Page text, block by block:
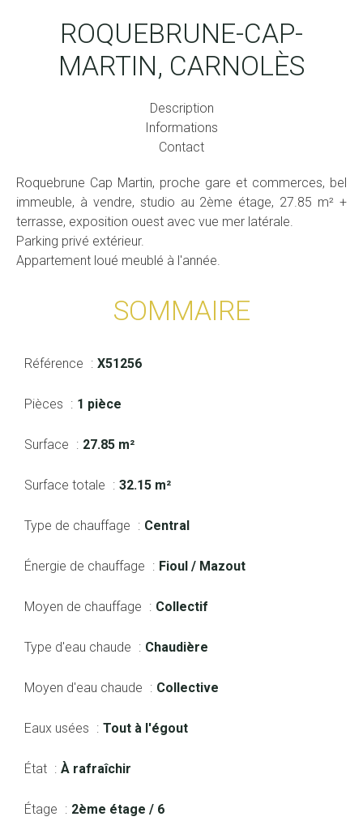
ROQUEBRUNE-CAP-
MARTIN, CARNOLÈS
Description
Informations
Contact
Roquebrune Cap Martin, proche gare et commerces, bel
immeuble, à vendre, studio au 2ème étage, 27.85 m² +
terrasse, exposition ouest avec vue mer latérale.
Parking privé extérieur.
Appartement loué meublé à l'année.
SOMMAIRE
Référence X51256
Pièces 1 pièce
Surface 27.85 m²
Surface totale 32.15 m²
Type de chauffage Central
Énergie de chauffage Fioul / Mazout
Moyen de chauffage Collectif
Type d'eau chaude Chaudière
Moyen d'eau chaude Collective
Eaux usées Tout à l'égout
État À rafraîchir
Étage 2ème étage / 6